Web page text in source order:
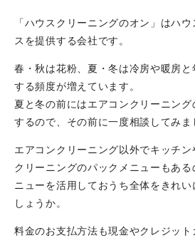
「ハウスクリーニングのオン」はハ
スを提供する会社です。
春・秋は花粉、夏・冬は冷房や暖房と
する頻度が増えています。
夏と冬の前にはエアコンクリーニン
するので、その前に一度相談してみま
エアコンクリーニング以外でキッチ
クリーニングのパックメニューもあ
ニューを活用しておうち全体をきれ
しょうか。
料金のお支払方法も現金やクレジッ